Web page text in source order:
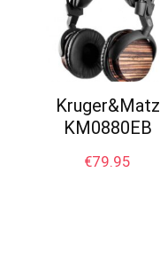
Kruger&Matz
KM0880EB
€79.95